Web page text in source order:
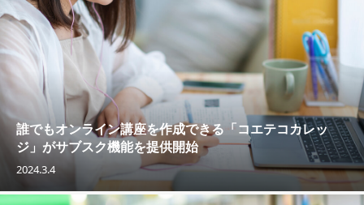
誰でもオンライン講座を作成できる「コエテコカレッ
ジ」がサブスク機能を提供開始
2024.3.4